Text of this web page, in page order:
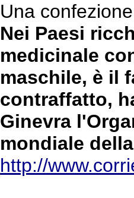
Una
Nei Paesi
medicinale
maschile, è il
contraffatto,
Ginevra
mondiale
http://